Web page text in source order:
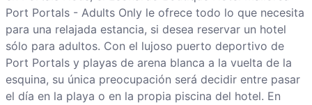
Port Portals - Adults Only le ofrece todo lo que necesita
para una relajada estancia, si desea reservar un hotel
sólo para adultos. Con el lujoso puerto deportivo de
Port Portals y playas de arena blanca a la vuelta de la
esquina, su única preocupación será decidir entre pasar
el día en la playa o en la propia piscina del hotel. En